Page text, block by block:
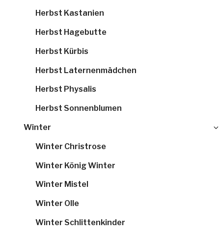
Herbst Kastanien
Herbst Hagebutte
Herbst Kürbis
Herbst Laternenmädchen
Herbst Physalis
Herbst Sonnenblumen
Winter
Winter Christrose
Winter König Winter
Winter Mistel
Winter Olle
Winter Schlittenkinder